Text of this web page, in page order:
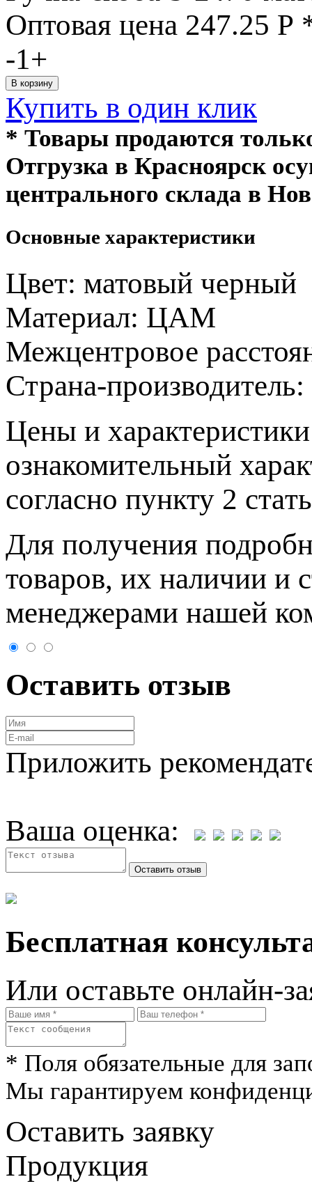
Оптовая цена 247.25 Р
-1+
Купить в один клик
* Товары продаются
Отгрузка в Красноярск
центрального склада в
Основные характеристики
Цвет: матовый черный
Материал: ЦАМ
Межцентровое
Страна-производитель:
Цeны и
ознакомительный
согласно пункту 2
Для пoлучения
товaров, их нaличии и
менеджерами нашей
Оставить отзыв
Приложить
Ваша оценка:
Бесплатная
Или оставьте онлайн-
* Поля обязательные для
Мы гарантируем
Оставить заявку
Продукция